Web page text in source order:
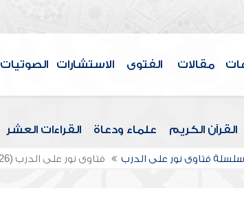
مقالات الفتوى الاستشارات الصوتيات
القرآن الكريم علماء ودعاة القراءات العشر
سلسلة فتاوى نور على الدرب فتاوى نور على الدرب (526)